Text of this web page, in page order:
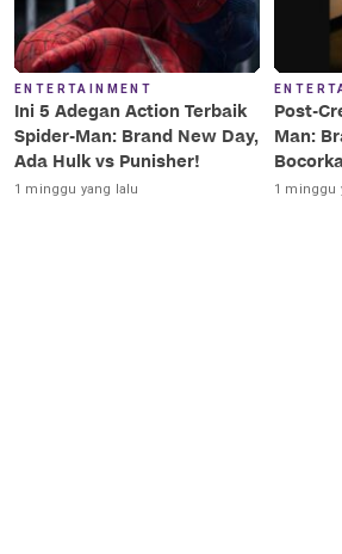
ENTERTAINMENT
Ini 5 Adegan Action Terbaik
Spider-Man: Brand New Day,
Ada Hulk vs Punisher!
1 minggu yang lalu
Post-
Man:
Luar
1 minggu